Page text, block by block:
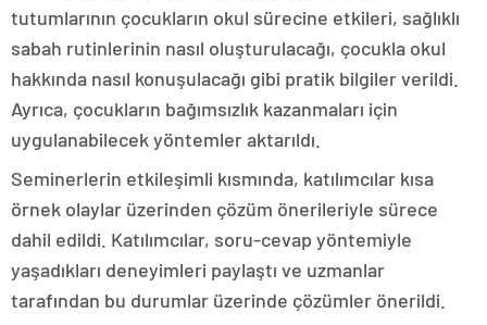
tutumlarının çocukların okul sürecine etkileri, sağlıklı
sabah rutinlerinin nasıl oluşturulacağı, çocukla okul
hakkında nasıl konuşulacağı gibi pratik bilgiler verildi.
Ayrıca, çocukların bağımsızlık kazanmaları için
uygulanabilecek yöntemler aktarıldı.
Seminerlerin etkileşimli kısmında, katılımcılar kısa
örnek olaylar üzerinden çözüm önerileriyle sürece
dahil edildi. Katılımcılar, soru-cevap yöntemiyle
yaşadıkları deneyimleri paylaştı ve uzmanlar
tarafından bu durumlar üzerinde çözümler önerildi.